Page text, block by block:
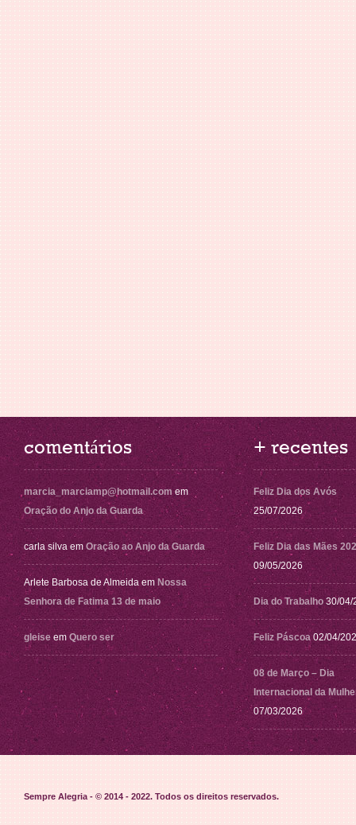
comentários
marcia_marciamp@hotmail.com em
Oração do Anjo da Guarda
carla silva em Oração ao Anjo da Guarda
Arlete Barbosa de Almeida em Nossa
Senhora de Fatima 13 de maio
gleise em Quero ser
+ recentes
Feliz Dia dos Avós
25/07/2026
Feliz Dia das Mães
09/05/2026
Dia do Trabalho 30/04/
Feliz Páscoa 02/04/
08 de Março – Dia
Internacional da
07/03/2026
Sempre Alegria - © 2014 - 2022. Todos os direitos reservados.